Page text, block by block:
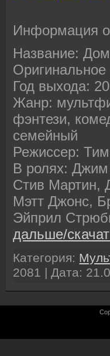
Информация
Название: Дом
Год выхода:
Жанр:
фэнтези,
семейный
Режиссер:
В ролях:
Стив Мартин,
Мэтт Джонс,
Эйприл
дальше/
Категория:
2081 | Дата: